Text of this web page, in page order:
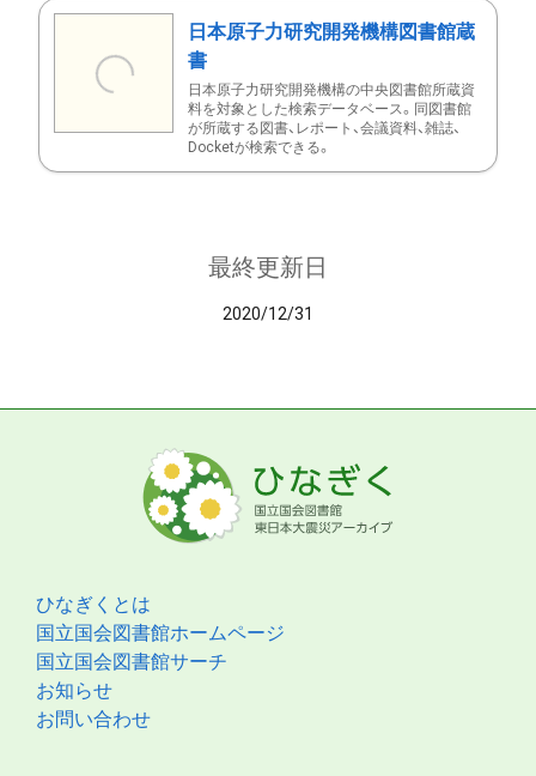
日本原子力研究開発機構図書館蔵
書
日本原子力研究開発機構の中央図書館所蔵資
料を対象とした検索データベース。同図書館
が所蔵する図書、レポート、会議資料、雑誌、
Docketが検索できる。
最終更新日
2020/12/31
ひなぎくとは
国立国会図書館ホームページ
国立国会図書館サーチ
お知らせ
お問い合わせ